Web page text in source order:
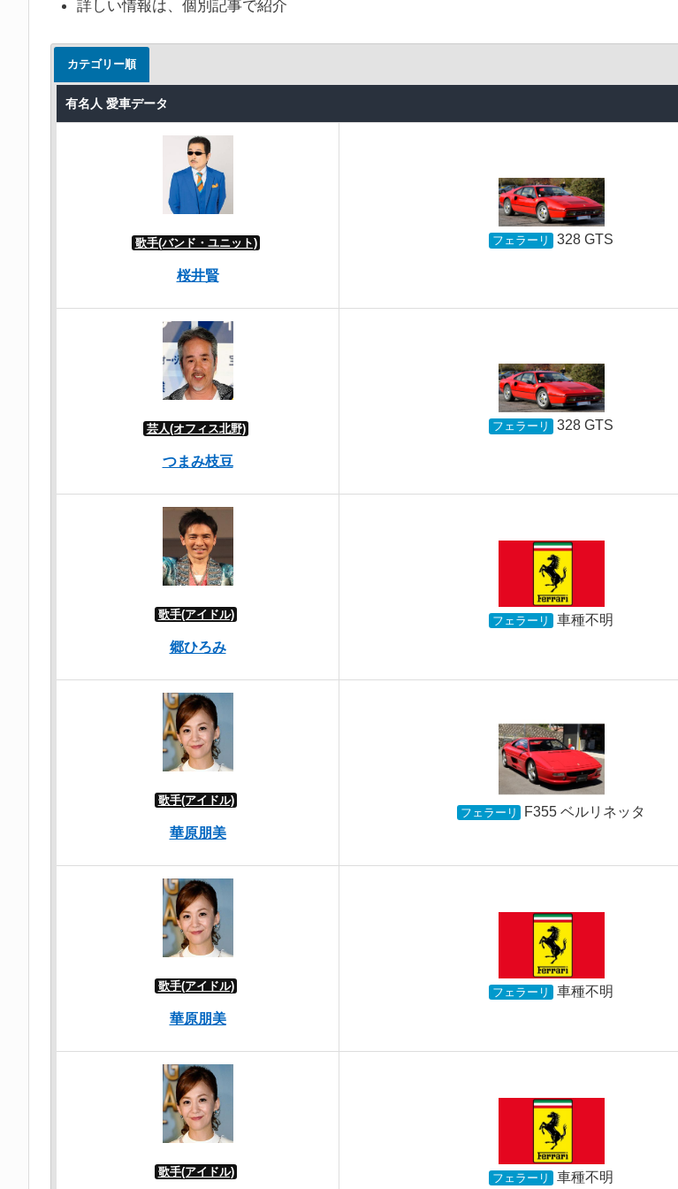
詳しい情報は、個別記事で紹介
カテゴリー順
有名人 愛車データ
歌手(バンド・ユニット)
桜井賢
フェラーリ 328 GTS
芸人(オフィス北野)
つまみ枝豆
フェラーリ 328 GTS
歌手(アイドル)
郷ひろみ
フェラーリ 車種不明
歌手(アイドル)
華原朋美
フェラーリ F355 ベルリネッタ
歌手(アイドル)
華原朋美
フェラーリ 車種不明
歌手(アイドル) フェラーリ 車種不明